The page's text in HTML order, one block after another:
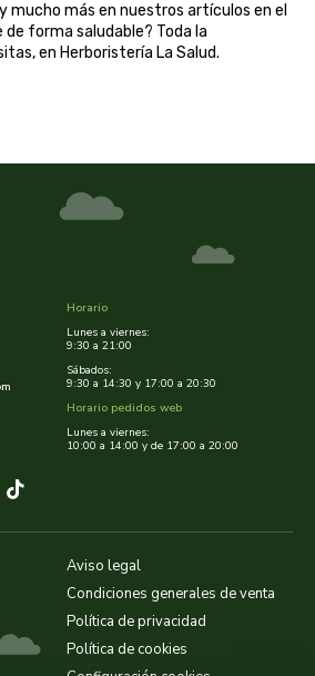
mucho más en nuestros artículos en el
de forma saludable? Toda la
en Herboristería La Salud.
Aviso legal
Condiciones generales de venta
Política de privacidad
Política de cookies
Horario
Lunes a viernes:
9:30 a 21:00
Sábados:
9:30 a 14:30 y 17:00 a 20:30
Horario pedidos web
Lunes a viernes:
10:00 a 14:00 y de 17:00 a 20:00